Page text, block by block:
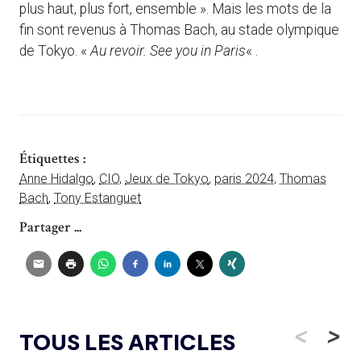
plus haut, plus fort, ensemble ». Mais les mots de la
fin sont revenus à Thomas Bach, au stade olympique
de Tokyo. «Au revoir. See you in Paris« .
Étiquettes :
Anne Hidalgo, CIO, Jeux de Tokyo, paris 2024, Thomas
Bach, Tony Estanguet
Partager ...
TOUS LES ARTICLES < >